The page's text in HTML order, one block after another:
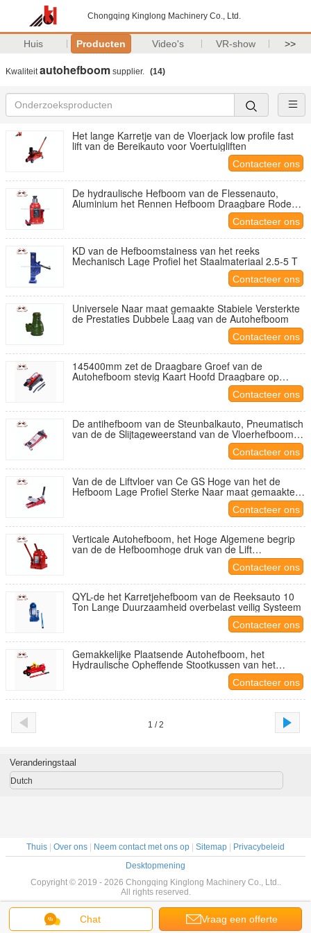
Chongqing Kinglong Machinery Co., Ltd.
Huis Producten Video's VR-show >>
Kwaliteitautohefboom supplier. (14)
Het lange Karretje van de Vloerjack low profile fast
lift van de Bereikauto voor Voertuigliften
Contacteer ons
De hydraulische Hefboom van de Flessenauto,
Aluminium het Rennen Hefboom Draagbare Rode
Contacteer ons
KD van de Hefboomstainess van het reeks
Mechanisch Lage Profiel het Staalmateriaal 2.5-5 T
Contacteer ons
Universele Naar maat gemaakte Stabiele Versterkte
de Prestaties Dubbele Laag van de Autohefboom
Contacteer ons
145400mm zet de Draagbare Groef van de
Autohefboom stevig Kaart Hoofd Draagbare op
Contacteer ons
De antihefboom van de Steunbalkauto, Pneumatisch
van de de Slijtageweerstand van de Vloerhefboom
Contacteer ons
Van de de Liftvloer van Ce GS Hoge van het de
Hefboom Lage Profiel Sterke Naar maat gemaakte
Contacteer ons
Verticale Autohefboom, het Hoge Algemene begrip
van de de Hefboomhoge druk van de Lift
Contacteer ons
QYL-de het Karretjehefboom van de Reeksauto 10
Ton Lange Duurzaamheid overbelast veilig Systeem
Contacteer ons
Gemakkelijke Plaatsende Autohefboom, het
Hydraulische Opheffende Stootkussen van het
Contacteer ons
1 / 2
Chat Vraag een offerte
Veranderingstaal
Dutch
Thuis Over ons Neem contact met ons op Sitemap
Privacybeleid
Desktopmening
Copyright © 2019 - 2026 Chongqing Kinglong Machinery Co., Ltd..
All rights reserved.